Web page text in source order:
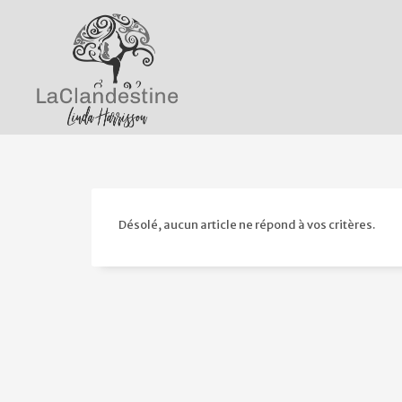
Désolé, aucun article ne répond à vos critères.